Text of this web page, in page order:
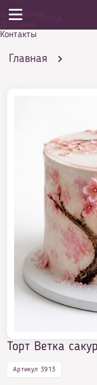
О компании
Контакты
Главная
Популярные
Аппетитный
вкусное
Торт Ветка
Торт Ветка
Артикул 3913